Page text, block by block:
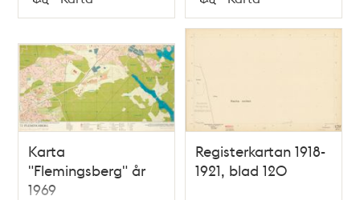
Typ Typ
Karta
"Flemingsberg" år
1969
Registerkartan 1918-
1921, blad 120